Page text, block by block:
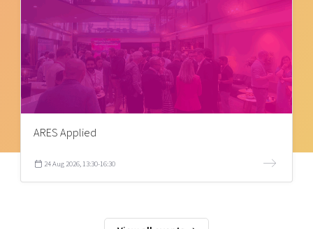
ARES Applied
24 Aug 2026, 13:30-16:30